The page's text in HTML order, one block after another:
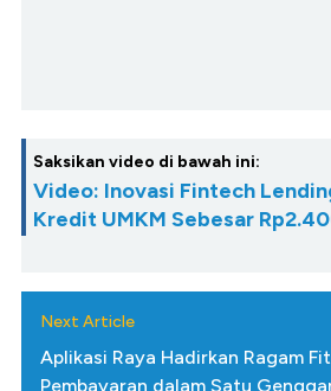
Saksikan video di bawah ini:
Video: Inovasi Fintech
Kredit UMKM Sebesar
Next Article
Aplikasi Raya Hadirkan Ragam
Pembayaran dalam Satu